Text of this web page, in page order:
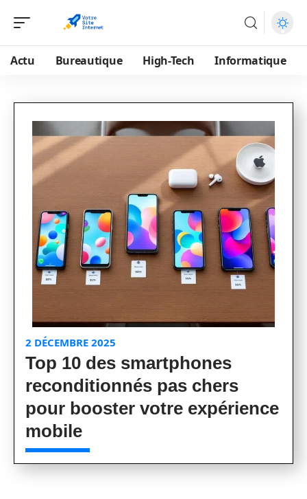
Actu Bureautique High-Tech Informatique
2 DÉCEMBRE 2025
Top 10 des smartphones
reconditionnés pas chers
pour booster votre expérience
mobile